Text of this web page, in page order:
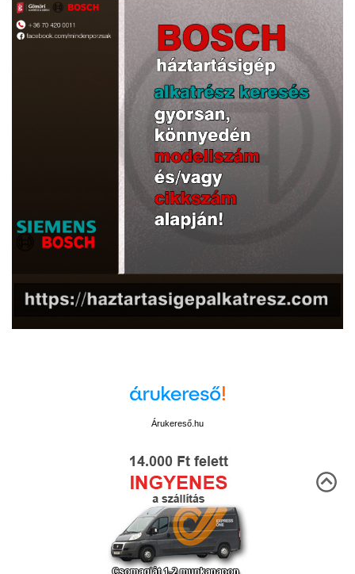
Árukereső.hu